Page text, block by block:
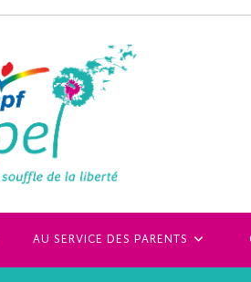
AU SERVICE DES PARENTS